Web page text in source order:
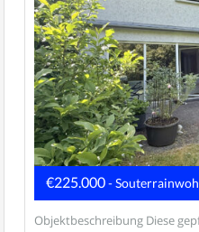
€225.000-
Objektbeschreibung Diese